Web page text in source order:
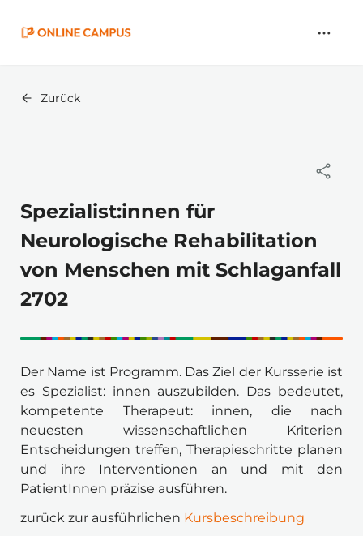
Zurück
Spezialist:innen für
Neurologische Rehabilitation
von Menschen mit Schlaganfall
2702
Der Name ist Programm. Das Ziel der Kursserie ist
es Spezialist: innen auszubilden. Das bedeutet,
kompetente Therapeut: innen, die nach
neuesten wissenschaftlichen Kriterien
Entscheidungen treffen, Therapieschritte planen
und ihre Interventionen an und mit den
PatientInnen präzise ausführen.
zurück zur ausführlichen Kursbeschreibung